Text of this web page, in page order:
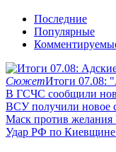
Последние
Популярные
СюжетИтоги 07.08:
В ГСЧС сообщили
ВСУ получили новое
Маск против
Удар РФ по